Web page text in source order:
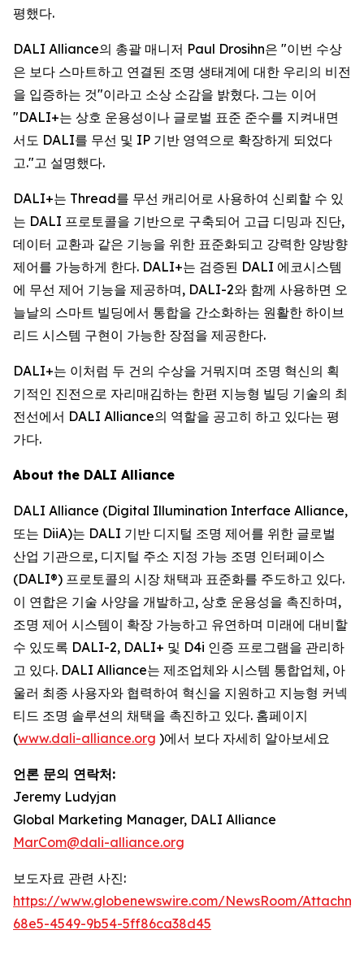
평했다.
DALI Alliance의 총괄 매니저 Paul Drosihn은 "이번 수상
은 보다 스마트하고 연결된 조명 생태계에 대한 우리의 비전
을 입증하는 것"이라고 소상 소감을 밝혔다. 그는 이어
"DALI+는 상호 운용성이나 글로벌 표준 준수를 지켜내면
서도 DALI를 무선 및 IP 기반 영역으로 확장하게 되었다
고."고 설명했다.
DALI+는 Thread를 무선 캐리어로 사용하여 신뢰할 수 있
는 DALI 프로토콜을 기반으로 구축되어 고급 디밍과 진단,
데이터 교환과 같은 기능을 위한 표준화되고 강력한 양방향
제어를 가능하게 한다. DALI+는 검증된 DALI 에코시스템
에 무선 제어 기능을 제공하며, DALI-2와 함께 사용하면 오
늘날의 스마트 빌딩에서 통합을 간소화하는 원활한 하이브
리드 시스템 구현이 가능한 장점을 제공한다.
DALI+는 이처럼 두 건의 수상을 거뭐지며 조명 혁신의 획
기적인 진전으로 자리매김하는 한편 지능형 빌딩 기술의 최
전선에서 DALI Alliance의 역할을 공고히 하고 있다는 평
가다.
About the DALI Alliance
DALI Alliance (Digital Illumination Interface Alliance,
또는 DiiA)는 DALI 기반 디지털 조명 제어를 위한 글로벌
산업 기관으로, 디지털 주소 지정 가능 조명 인터페이스
(DALI®) 프로토콜의 시장 채택과 표준화를 주도하고 있다.
이 연합은 기술 사양을 개발하고, 상호 운용성을 촉진하며,
조명 제어 시스템이 확장 가능하고 유연하며 미래에 대비할
수 있도록 DALI-2, DALI+ 및 D4i 인증 프로그램을 관리하
고 있다. DALI Alliance는 제조업체와 시스템 통합업체, 아
울러 최종 사용자와 협력하여 혁신을 지원하고 지능형 커넥
티드 조명 솔루션의 채택을 촉진하고 있다. 홈페이지
(www.dali-alliance.org )에서 보다 자세히 알아보세요
언론 문의 연락처:
Jeremy Ludyjan
Global Marketing Manager, DALI Alliance
MarCom@dali-alliance.org
보도자료 관련 사진:
https://www.globenewswire.com/NewsRoom/
68e5-4549-9b54-5ff86ca38d45